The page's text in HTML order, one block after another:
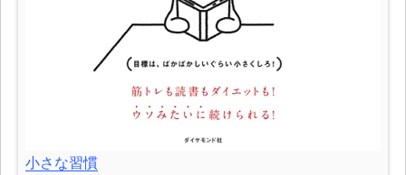
小さな習慣